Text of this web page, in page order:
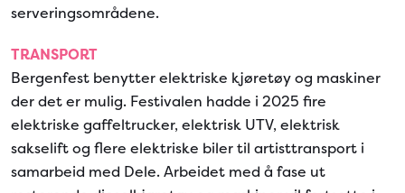
serveringsområdene.
TRANSPORT
Bergenfest benytter elektriske kjøretøy og maskiner
der det er mulig. Festivalen hadde i 2025 fire
elektriske gaffeltrucker, elektrisk UTV, elektrisk
sakselift og flere elektriske biler til artisttransport i
samarbeid med Dele. Arbeidet med å fase ut